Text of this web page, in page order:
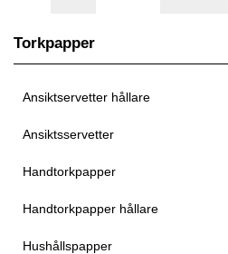
Torkpapper
Ansiktservetter hållare
Ansiktsservetter
Handtorkpapper
Handtorkpapper hållare
Hushållspapper